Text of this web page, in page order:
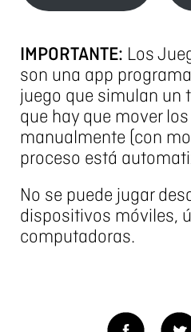
IMPORTANTE: Los
son una app
juego que simulan un
que hay que mover
manualmente (con
proceso está
No se puede jugar
dispositivos móviles,
computadoras.